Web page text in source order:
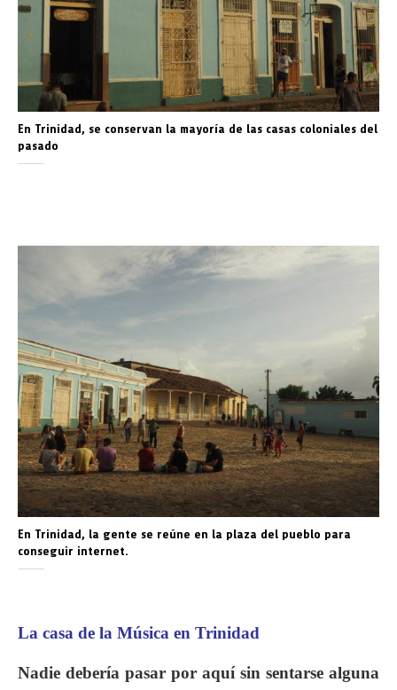
En Trinidad, se conservan la mayoría de las casas coloniales del
pasado
En Trinidad, la gente se reúne en la plaza del pueblo para
conseguir internet.
La casa de la Música en Trinidad
Nadie debería pasar por aquí sin sentarse alguna